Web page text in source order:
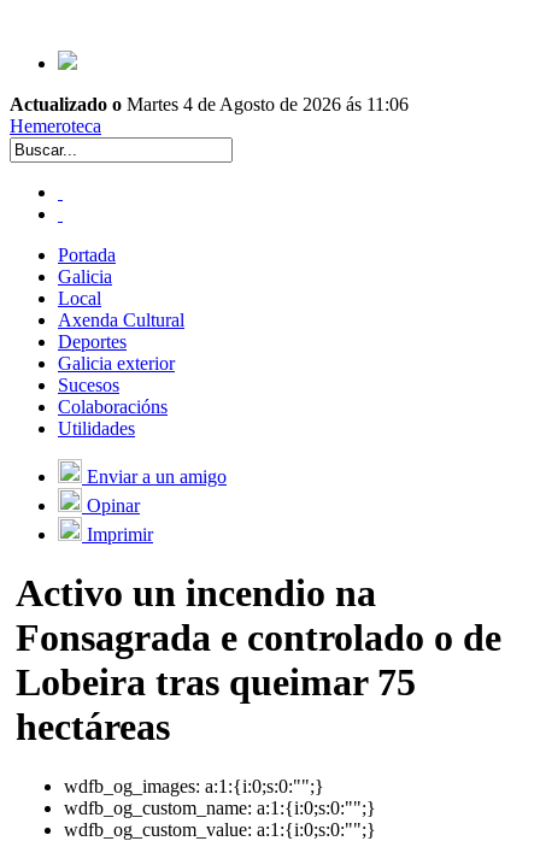
Actualizado o Martes 4 de Agosto de 2026 ás 11:06
Hemeroteca
Portada
Galicia
Local
Axenda Cultural
Deportes
Galicia exterior
Sucesos
Colaboracións
Utilidades
Enviar a un amigo
Opinar
Imprimir
Activo un incendio na
Fonsagrada e controlado o de
Lobeira tras queimar 75
hectáreas
wdfb_og_images: a:1:{i:0;s:0:"";}
wdfb_og_custom_name: a:1:{i:0;s:0:"";}
wdfb_og_custom_value: a:1:{i:0;s:0:"";}